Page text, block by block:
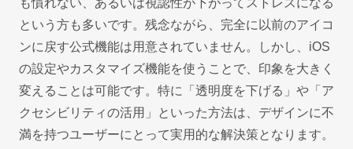
も慣れない、あるいは視認性が下がってストレスになる
という方も多いです。残念ながら、完全に以前のアイコ
ンに戻す公式機能は用意されていません。しかし、iOS
の設定やカスタマイズ機能を使うことで、印象を大きく
変えることは可能です。特に「透明度を下げる」や「ア
クセシビリティの活用」といった方法は、デザインに不
満を持つユーザーにとって実用的な解決策となります。